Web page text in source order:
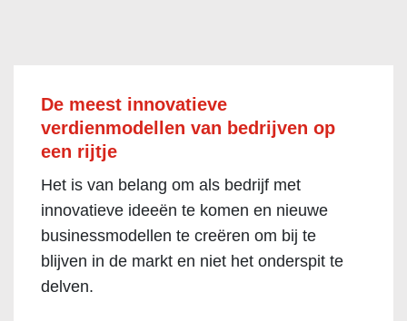
De meest innovatieve
verdienmodellen van bedrijven op
een rijtje
Het is van belang om als bedrijf met
innovatieve ideeën te komen en nieuwe
businessmodellen te creëren om bij te
blijven in de markt en niet het onderspit te
delven.